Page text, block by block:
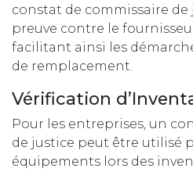
constat de commissaire
preuve contre le
facilitant ainsi les
de remplacement.
Vérification
Pour les entreprises, un
de justice peut être utilisé
équipements lors des